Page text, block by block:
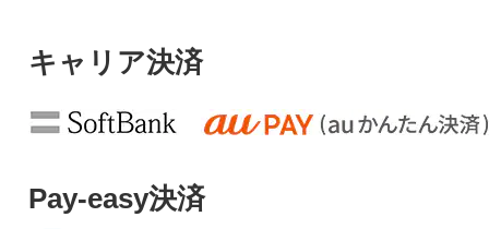
キャリア決済
Pay-easy決済